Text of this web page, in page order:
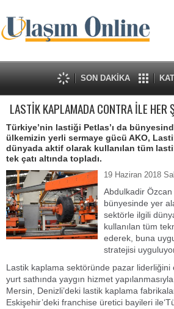
SON DAKİKA
LASTİK KAPLAMADA CONTRA İLE HER
Türkiye’nin lastiği Petlas’ı da
ülkemizin yerli sermaye gücü AKO,
dünyada aktif olarak kullanılan tüm
tek çatı altında topladı.
19 Haziran 2018
Abdulkadir
bünyesinde yer
sektörle ilgili
kullanılan tüm
ederek, buna
stratejisi
Lastik kaplama sektöründe pazar liderliğini
yurt sathında yaygın hizmet
Mersin, Denizli’deki lastik kaplama
Eskişehir’deki franchise üretici bayileri